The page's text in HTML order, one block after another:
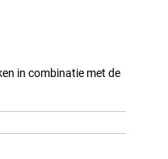
in combinatie met de